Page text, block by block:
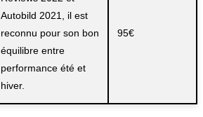
Autobild 2021, il est
reconnu pour son bon
équilibre entre
performance été et
hiver.
95€